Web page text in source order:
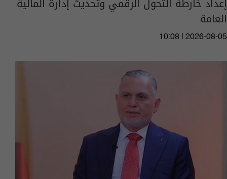
العامة
10:08 | 2026-08-05